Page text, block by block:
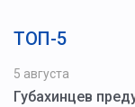
ТОП-5
5 августа
Губахинцев